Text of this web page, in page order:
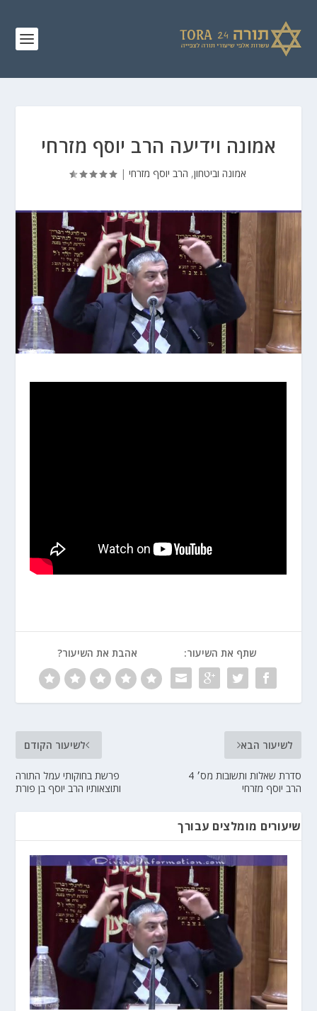
אמונה וידיעה הרב יוסף מזרחי
אמונה וביטחון, הרב יוסף מזרחי |
שתף את השיעור: אהבת את השיעור?
לשיעור הקודם
פרשת בחוקותי עמל התורה
ותוצאותיו הרב יוסף בן פורת
לשיעור הבא
סדרת שאלות ותשובות מס׳ 4
הרב יוסף מזרחי
שיעורים מומלצים עבורך